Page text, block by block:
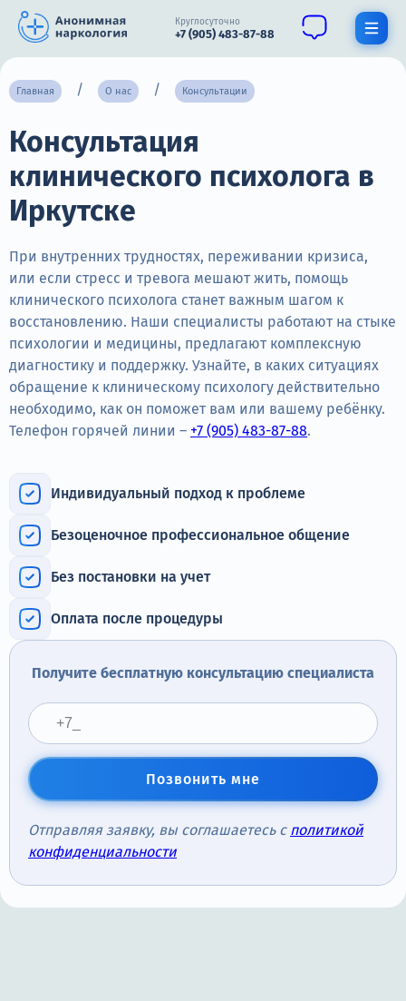
Круглосуточно
+7 (905) 483-87-88
О нас
Наркомания
Алкоголизм
Нарколог
Стационар
Цены
Терапия
+7 (905) 483-87-88
Адрес call-центра
Иркутск, улица Марата, 22
Главная О нас Консультации
Консультация
клинического психолога в
Иркутске
При внутренних трудностях, переживании кризиса,
или если стресс и тревога мешают жить, помощь
клинического психолога станет важным шагом к
восстановлению. Наши специалисты работают на стыке
психологии и медицины, предлагают комплексную
диагностику и поддержку. Узнайте, в каких ситуациях
обращение к клиническому психологу действительно
необходимо, как он поможет вам или вашему ребёнку.
Телефон горячей линии – +7 (905) 483-87-88.
Индивидуальный подход к проблеме
Безоценочное профессиональное общение
Без постановки на учет
Оплата после процедуры
Получите бесплатную консультацию специалиста
Позвонить мне
Отправляя заявку, вы соглашаетесь с политикой
конфиденциальности